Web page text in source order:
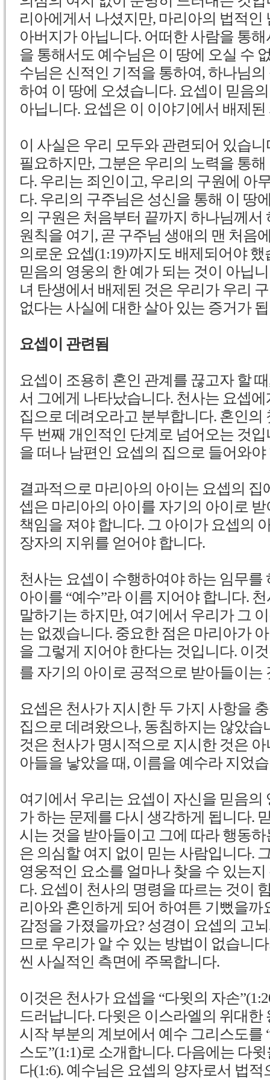
리아에게서 나셨지만, 마리아의 법적인
아버지가 아닙니다. 어떠한 사람을 통
을 통해서도 예수님은 이 땅에 오실 수
수님은 신적인 기적을 통하여, 하나님
하여 이 땅에 오셨습니다. 요셉이 믿음
아닙니다. 요셉은 이 이야기에서 배제
이 사실은 우리 모두와 관련되어 있습
필요하지만, 그분은 우리의 노력을 통
다. 우리는 죄인이고, 우리의 구원에 아
다. 우리의 구주님은 성신을 통해 이 땅
의 구원은 처음부터 끝까지 하나님께서
원칙을 여기, 곧 구주님 생애의 맨 처음
의로운 요셉(1:19)까지도 배제되어야
믿음의 영웅의 한 예가 되는 것이 아닙
녀 탄생에서 배제된 것은 우리가 우리
없다는 사실에 대한 살아 있는 증거가
요셉이 관련됨
요셉이 조용히 혼인 관계를 끊고자 할
서 그에게 나타났습니다. 천사는 요셉
집으로 데려오라고 분부합니다. 혼인의
두 번째 개인적인 단계로 넘어오는 것
을 떠나 남편인 요셉의 집으로 들어와야
결과적으로 마리아의 아이는 요셉의 집
셉은 마리아의 아이를 자기의 아이로
책임을 져야 합니다. 그 아이가 요셉의
장자의 지위를 얻어야 합니다.
천사는 요셉이 수행하여야 하는 임무를
아이를 “예수”라 이름 지어야 합니다.
말하기는 하지만, 여기에서 우리가 그
는 없겠습니다. 중요한 점은 마리아가
을 그렇게 지어야 한다는 것입니다. 이
를 자기의 아이로 공적으로 받아들이는
요셉은 천사가 지시한 두 가지 사항을
집으로 데려왔으나, 동침하지는 않았습
것은 천사가 명시적으로 지시한 것은
아들을 낳았을 때, 이름을 예수라 지었
여기에서 우리는 요셉이 자신을 믿음의
가 하는 문제를 다시 생각하게 됩니다.
시는 것을 받아들이고 그에 따라 행동
은 의심할 여지 없이 믿는 사람입니다.
영웅적인 요소를 얼마나 찾을 수 있는
다. 요셉이 천사의 명령을 따르는 것이
리아와 혼인하게 되어 하여튼 기뻤을까
감정을 가졌을까요? 성경이 요셉의 고
므로 우리가 알 수 있는 방법이 없습니
씬 사실적인 측면에 주목합니다.
이것은 천사가 요셉을 “다윗의 자손
드러납니다. 다윗은 이스라엘의 위대한
시작 부분의 계보에서 예수 그리스도를
스도”(1:1)로 소개합니다. 다음에는 다
다(1:6). 예수님은 요셉의 양자로서 법